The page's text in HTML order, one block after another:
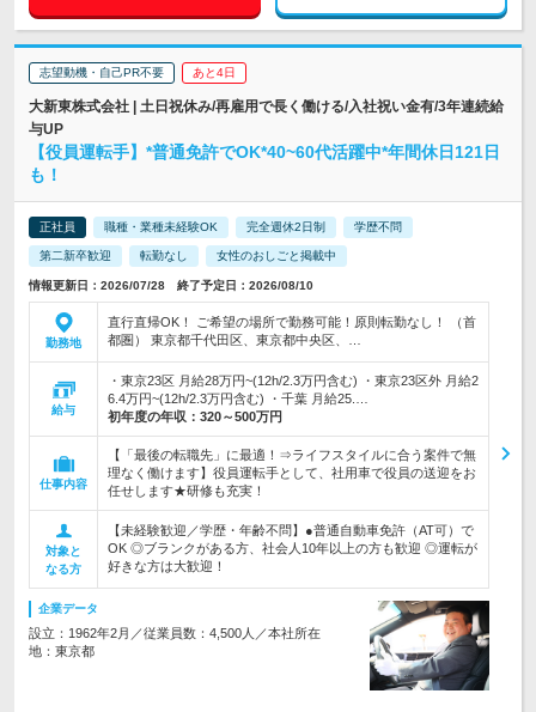
志望動機・自己PR不要 あと4日
大新東株式会社 | 土日祝休み/再雇用で長く働ける/入社祝い金有/3年連続給
与UP
【役員運転手】*普通免許でOK*40~60代活躍中*年間休日121日
も！
正社員 職種・業種未経験OK 完全週休2日制 学歴不問
第二新卒歓迎 転勤なし 女性のおしごと掲載中
情報更新日：2026/07/28 終了予定日：2026/08/10
勤務地
直行直帰OK！ ご希望の場所で勤務可能！原則転勤なし！ （首
都圏） 東京都千代田区、東京都中央区、…
給与
・東京23区 月給28万円~(12h/2.3万円含む) ・東京23区外 月給2
6.4万円~(12h/2.3万円含む) ・千葉 月給25.…
初年度の年収： 320～500万円
仕事内容
【「最後の転職先」に最適！⇒ライフスタイルに合う案件で無
理なく働けます】役員運転手として、社用車で役員の送迎をお
任せします★研修も充実！
対象と
なる方
【未経験歓迎／学歴・年齢不問】●普通自動車免許（AT可）で
OK ◎ブランクがある方、社会人10年以上の方も歓迎 ◎運転が
好きな方は大歓迎！
企業データ
設立：1962年2月／従業員数：4,500人／本社所在
地：東京都